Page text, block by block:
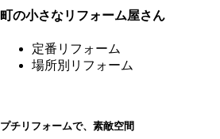
町の小さなリフォーム屋さん
定番リフォーム
場所別リフォーム
プチリフォームで、素敵空間